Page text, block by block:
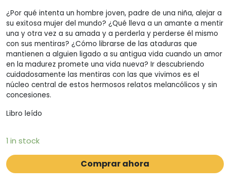
¿Por qué intenta un hombre joven, padre de una niña, alejar a
su exitosa mujer del mundo? ¿Qué lleva a un amante a mentir
una y otra vez a su amada y a perderla y perderse él mismo
con sus mentiras? ¿Cómo librarse de las ataduras que
mantienen a alguien ligado a su antigua vida cuando un amor
en la madurez promete una vida nueva? Ir descubriendo
cuidadosamente las mentiras con las que vivimos es el
núcleo central de estos hermosos relatos melancólicos y sin
concesiones.
Libro leído
1 in stock
Comprar ahora